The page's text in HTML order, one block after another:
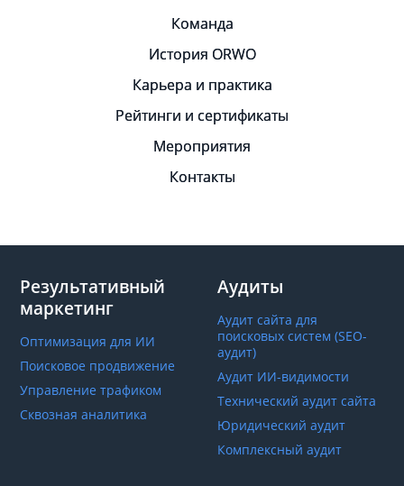
Команда
История ORWO
Карьера и практика
Рейтинги и сертификаты
Мероприятия
Контакты
Результативный
маркетинг
Оптимизация для ИИ
Поисковое продвижение
Управление трафиком
Сквозная аналитика
Аудиты
Аудит сайта для
поисковых систем (SEO-
аудит)
Аудит ИИ-видимости
Технический аудит сайта
Юридический аудит
Комплексный аудит